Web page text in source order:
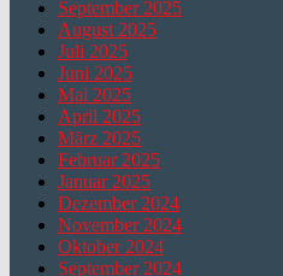
September 2025
August 2025
Juli 2025
Juni 2025
Mai 2025
April 2025
März 2025
Februar 2025
Januar 2025
Dezember 2024
November 2024
Oktober 2024
September 2024